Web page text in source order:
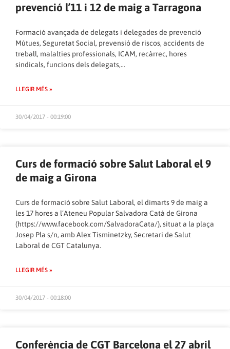
prevenció l’11 i 12 de maig a Tarragona
Formació avançada de delegats i delegades de prevenció
Mútues, Seguretat Social, prevensió de riscos, accidents de
treball, malalties professionals, ICAM, recàrrec, hores
sindicals, funcions dels delegats,…
LLEGIR MÉS »
30/04/2017 - 00:19:00
Curs de formació sobre Salut Laboral el 9
de maig a Girona
Curs de formació sobre Salut Laboral, el dimarts 9 de maig a
les 17 hores a l’Ateneu Popular Salvadora Catà de Girona
(https://www.facebook.com/SalvadoraCata/), situat a la plaça
Josep Pla s/n, amb Alex Tisminetzky, Secretari de Salut
Laboral de CGT Catalunya.
LLEGIR MÉS »
30/04/2017 - 00:18:00
Conferència de CGT Barcelona el 27 abril